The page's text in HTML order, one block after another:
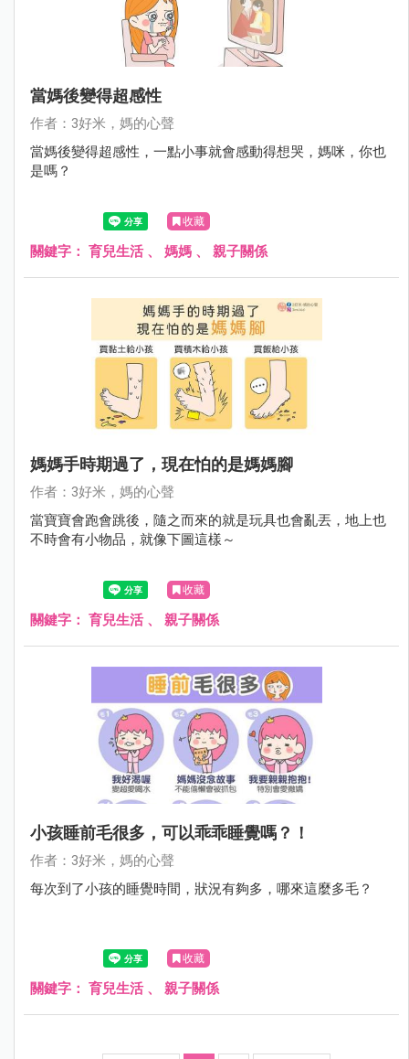
當媽後變得超感性
作者：3好米，媽的心聲
當媽後變得超感性，一點小事就會感動得想哭，媽咪，你也
是嗎？
收藏
關鍵字： 育兒生活、 媽媽 、 親子關係
媽媽手時期過了，現在怕的是媽媽腳
作者：3好米，媽的心聲
當寶寶會跑會跳後，隨之而來的就是玩具也會亂丟，地上也
不時會有小物品，就像下圖這樣～
收藏
關鍵字： 育兒生活、 親子關係
小孩睡前毛很多，可以乖乖睡覺嗎？！
作者：3好米，媽的心聲
每次到了小孩的睡覺時間，狀況有夠多，哪來這麼多毛？
收藏
關鍵字： 育兒生活、 親子關係